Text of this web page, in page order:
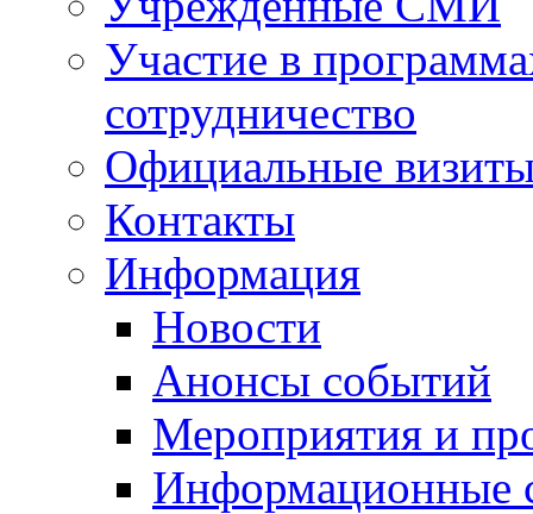
Участие в
сотрудничество
Официальные
Контакты
Информация
Новости
Анонсы событий
Мероприятия и
Информационные